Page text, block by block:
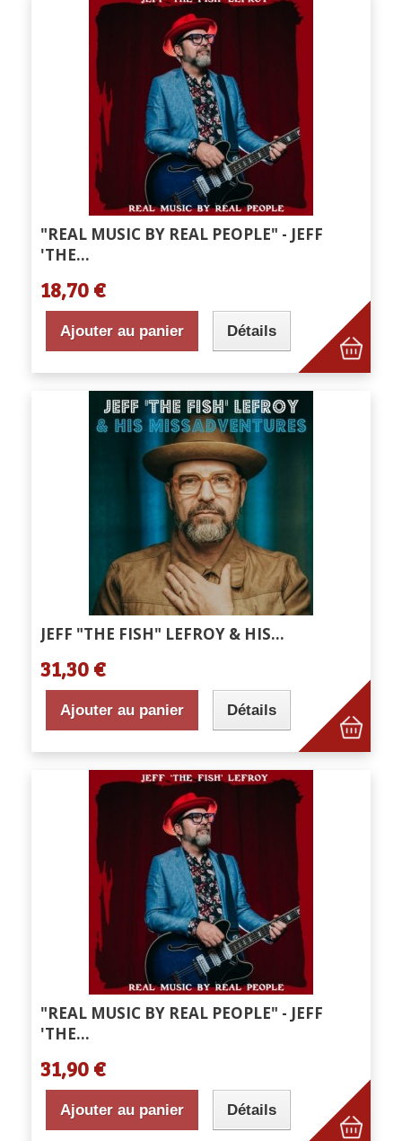
"REAL MUSIC BY REAL PEOPLE" - JEFF
'THE...
18,70 €
Ajouter au panier Détails
JEFF "THE FISH" LEFROY & HIS...
31,30 €
Ajouter au panier Détails
"REAL MUSIC BY REAL PEOPLE" - JEFF
'THE...
31,90 €
Ajouter au panier Détails